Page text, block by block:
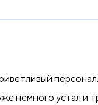
немного устал и